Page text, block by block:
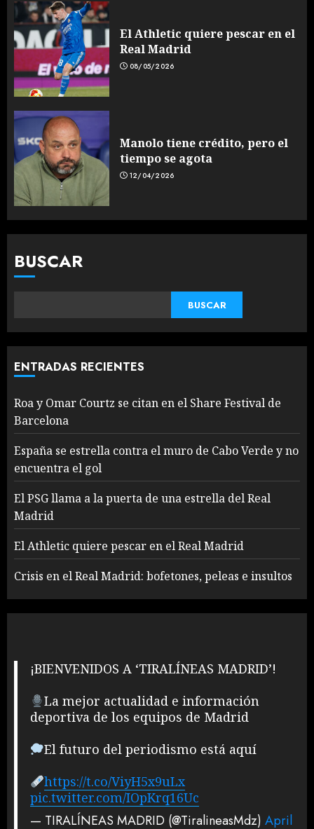
El Athletic quiere pescar en el
Real Madrid
08/05/2026
Manolo tiene crédito, pero el
tiempo se agota
12/04/2026
BUSCAR
BUSCAR
ENTRADAS RECIENTES
Roa y Omar Courtz se citan en el Share Festival de
Barcelona
España se estrella contra el muro de Cabo Verde y no
encuentra el gol
El PSG llama a la puerta de una estrella del Real
Madrid
El Athletic quiere pescar en el Real Madrid
Crisis en el Real Madrid: bofetones, peleas e insultos
¡BIENVENIDOS A ‘TIRALÍNEAS MADRID’!
La mejor actualidad e información
deportiva de los equipos de Madrid
El futuro del periodismo está aquí
https://t.co/ViyH5x9uLx
pic.twitter.com/IOpKrq16Uc
— TIRALÍNEAS MADRID (@TiralineasMdz) April